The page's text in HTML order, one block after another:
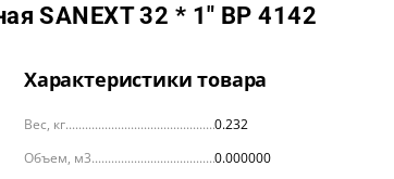
SANEXT 32 * 1" ВР 4142
Характеристики товара
Вес, кг
0.232
Объем, м3
0.000000